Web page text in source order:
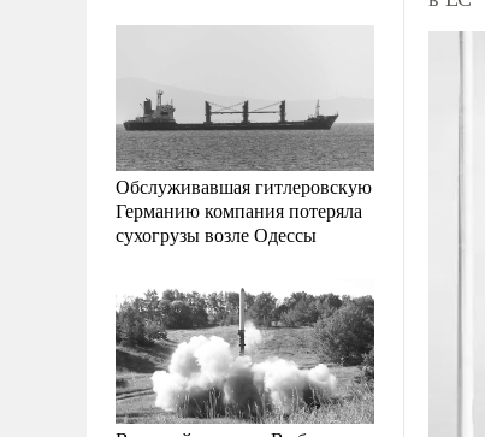
Обслуживавшая гитлеровскую
Германию компания потеряла
сухогрузы возле Одессы